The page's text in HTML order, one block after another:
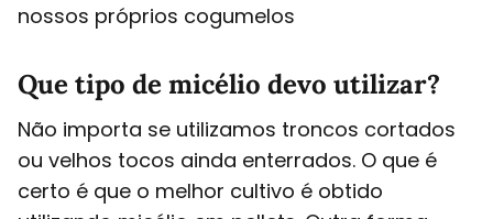
nossos próprios cogumelos
Que tipo de micélio devo utilizar?
Não importa se utilizamos troncos cortados
ou velhos tocos ainda enterrados. O que é
certo é que o melhor cultivo é obtido